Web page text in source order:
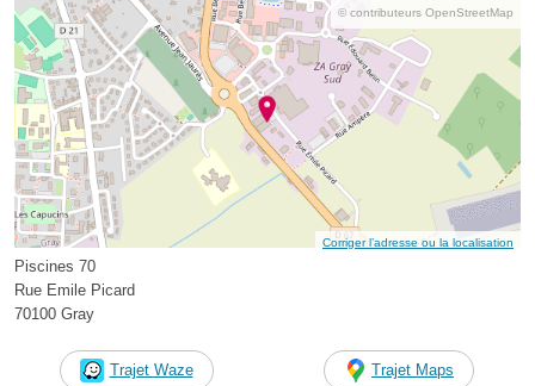
© contributeurs OpenStreetMap
Corriger l’adresse ou la localisation
Piscines 70
Rue Emile Picard
70100 Gray
Trajet Waze Trajet Maps